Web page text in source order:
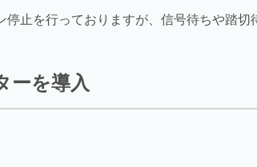
止を行っておりますが、信号待ちや踏切
ーを導入